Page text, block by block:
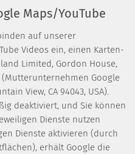
Maps/YouTube
auf unserer
Videos ein, einen Karten-
Limited, Gordon House,
Google
View, CA 94043, USA).
deaktiviert, und Sie können
Dienste nutzen
Dienste aktivieren (durch
erhält Google die